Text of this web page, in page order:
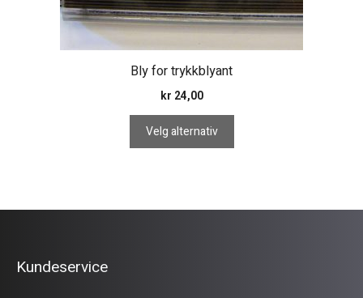
Bly for trykkblyant
kr 24,00
Velg alternativ
Kundeservice